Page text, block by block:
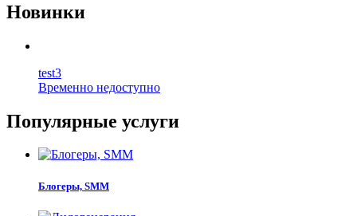
Новинки
test3
Временно недоступно
Популярные услуги
Блогеры, SMM